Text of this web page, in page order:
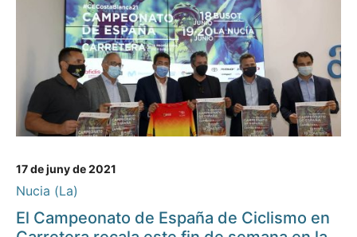
17 de juny de 2021
Nucia (La)
El Campeonato de España de Ciclismo en